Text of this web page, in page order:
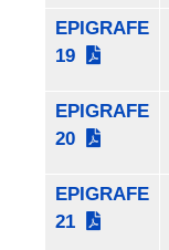
EPIGRAFE
19
EPIGRAFE
20
EPIGRAFE
21